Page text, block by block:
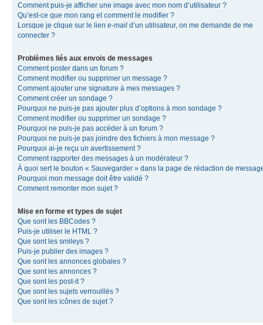
Comment puis-je afficher une image avec mon nom d’utilisateur ?
Qu’est-ce que mon rang et comment le modifier ?
Lorsque je clique sur le lien e-mail d’un utilisateur, on me demande de me
connecter ?
Problèmes liés aux envois de messages
Comment poster dans un forum ?
Comment modifier ou supprimer un message ?
Comment ajouter une signature à mes messages ?
Comment créer un sondage ?
Pourquoi ne puis-je pas ajouter plus d’options à mon sondage ?
Comment modifier ou supprimer un sondage ?
Pourquoi ne puis-je pas accéder à un forum ?
Pourquoi ne puis-je pas joindre des fichiers à mon message ?
Pourquoi ai-je reçu un avertissement ?
Comment rapporter des messages à un modérateur ?
À quoi sert le bouton « Sauvegarder » dans la page de rédaction de
Pourquoi mon message doit être validé ?
Comment remonter mon sujet ?
Mise en forme et types de sujet
Que sont les BBCodes ?
Puis-je utiliser le HTML ?
Que sont les smileys ?
Puis-je publier des images ?
Que sont les annonces globales ?
Que sont les annonces ?
Que sont les post-it ?
Que sont les sujets verrouillés ?
Que sont les icônes de sujet ?